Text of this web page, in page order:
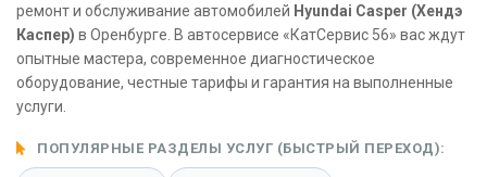
ремонт и обслуживание автомобилей Hyundai Casper (Хендэ
Каспер) в Оренбурге. В автосервисе «КатСервис 56» вас ждут
опытные мастера, современное диагностическое
оборудование, честные тарифы и гарантия на выполненные
услуги.
ПОПУЛЯРНЫЕ РАЗДЕЛЫ УСЛУГ (БЫСТРЫЙ ПЕРЕХОД):